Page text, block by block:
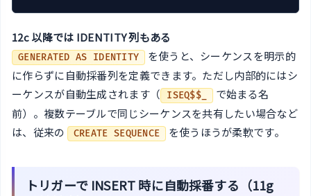
12c 以降では IDENTITY 列もある
GENERATED AS IDENTITY
を使うと、シーケンスを明示的
に作らずに自動採番列を定義できます。ただし内部的にはシ
ーケンスが自動生成されます（
ISEQ$$_
で始まる名
前）。複数テーブルで同じシーケンスを共有したい場合など
は、従来の
CREATE SEQUENCE を使うほうが柔軟です。
トリガーで INSERT 時に自動採番する（11g